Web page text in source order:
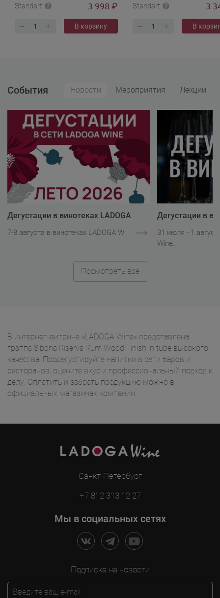
Standart 3 998 ₽
В корзину
Standart 3
В
События Новости Мероприятия Лекции
Дегустации в винотеках LADOGA
7-8 августа в винотеках LADOGA Wine.
Дегустации в
31 июля - 1
Wine.
Посмотреть все
В интернет-витрине «LADOGA Wine» представлена
граппа Sibona Riserva Rum Wood Finish in tube высокого
качества. Продегустируйте напитки в сети баров и
ресторанов, оцените вкус и профессиональный подход к
делу. Оплатить и забрать продукцию можно в
официальных магазинах компании.
Санкт-Петербург
+7 812 313 12 27
Мы в социальных сетях
Подписка на новости